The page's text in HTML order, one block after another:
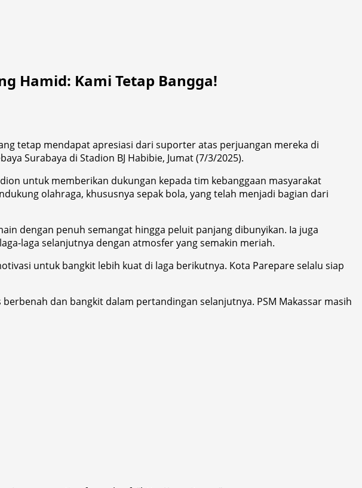
Hamid: Kami Tetap Bangga!
tetap mendapat apresiasi dari suporter atas perjuangan mereka di
Surabaya di Stadion BJ Habibie, Jumat (7/3/2025).
untuk memberikan dukungan kepada tim kebanggaan masyarakat
olahraga, khususnya sepak bola, yang telah menjadi bagian dari
dengan penuh semangat hingga peluit panjang dibunyikan. Ia juga
laga selanjutnya dengan atmosfer yang semakin meriah.
untuk bangkit lebih kuat di laga berikutnya. Kota Parepare selalu siap
dan bangkit dalam pertandingan selanjutnya. PSM Makassar masih